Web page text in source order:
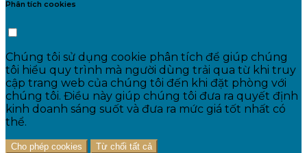
Phân tích cookies
Chúng tôi sử dụng cookie phân tích để giúp chúng
tôi hiểu quy trình mà người dùng trải qua từ khi truy
cập trang web của chúng tôi đến khi đặt phòng với
chúng tôi. Điều này giúp chúng tôi đưa ra quyết định
kinh doanh sáng suốt và đưa ra mức giá tốt nhất có
thể.
Cho phép cookies Từ chối tất cả